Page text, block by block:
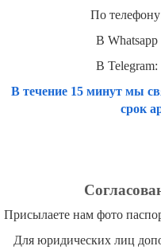
По
В Whatsapp
В Telegram:
В течение 15 минут мы
срок
Присылаете нам фото
Для юридических лиц